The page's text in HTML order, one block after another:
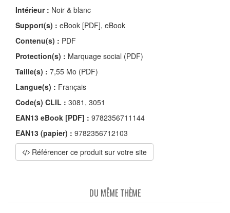
Intérieur : Noir & blanc
Support(s) : eBook [PDF], eBook
Contenu(s) : PDF
Protection(s) : Marquage social (PDF)
Taille(s) : 7,55 Mo (PDF)
Langue(s) : Français
Code(s) CLIL : 3081, 3051
EAN13 eBook [PDF] : 9782356711144
EAN13 (papier) : 9782356712103
Référencer ce produit sur votre site
DU MÊME THÈME